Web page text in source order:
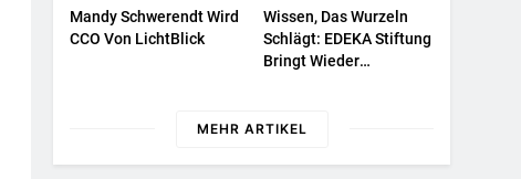
Drohnenangriffs
Mandy Schwerendt Wird
CCO Von LichtBlick
Wissen, Das Wurzeln
Schlägt: EDEKA Stiftung
Bringt Wieder
MEHR ARTIKEL